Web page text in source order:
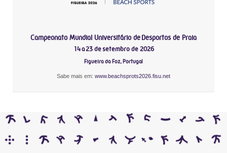
Campeonato Mundial Universitário de Desportos de Praia
14 a 23 de setembro de 2026
Figueira da Foz, Portugal
Sabe mais em: www.beachsprots2026.fisu.net